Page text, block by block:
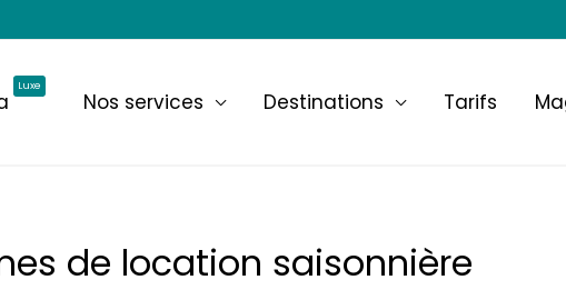
Luxe
Nos services Destinations Tarifs
de location saisonnière